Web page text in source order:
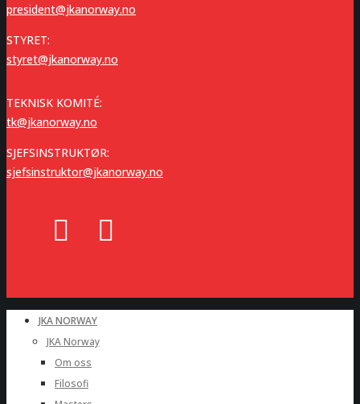
president@jkanorway.no
STYRET:
styret@jkanorway.no
TEKNISK KOMITÉ:
tk@jkanorway.no
SJEFSINSTRUKTØR:
sjefsinstruktor@jkanorway.no
JKA NORWAY
JKA Norway
Om oss
Filosofi